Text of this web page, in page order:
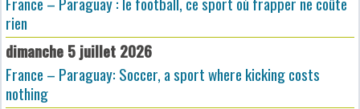
rien
dimanche 5 juillet 2026
France – Paraguay: Soccer, a sport where kicking costs
nothing